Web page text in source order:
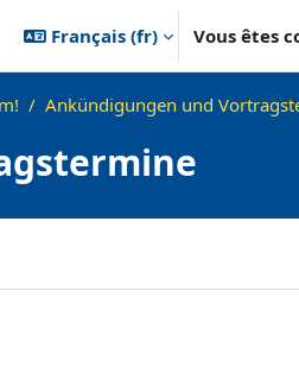
Français ‎(fr)‎ Vous êtes
Ankündigungen und